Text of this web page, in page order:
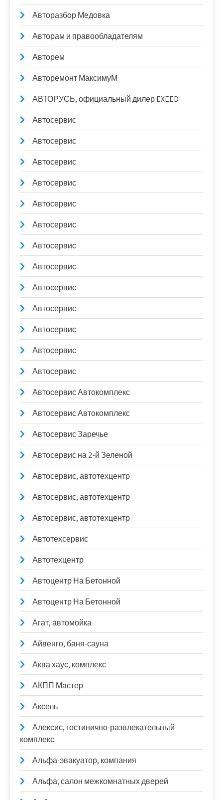
Авторазбор Медовка
Авторам и правообладателям
Авторем
Авторемонт МаксимуМ
АВТОРУСЬ, официальный дилер EXEED
Автосервис
Автосервис
Автосервис
Автосервис
Автосервис
Автосервис
Автосервис
Автосервис
Автосервис
Автосервис
Автосервис
Автосервис
Автосервис
Автосервис Автокомплекс
Автосервис Автокомплекс
Автосервис Заречье
Автосервис на 2-й Зеленой
Автосервис, автотехцентр
Автосервис, автотехцентр
Автосервис, автотехцентр
Автотехсервис
Автотехцентр
Автоцентр На Бетонной
Автоцентр На Бетонной
Агат, автомойка
Айвенго, баня-сауна
Аква хаус, комплекс
АКПП Мастер
Аксель
Алексис, гостинично-развлекательный
комплекс
Альфа-эвакуатор, компания
Альфа, салон межкомнатных дверей